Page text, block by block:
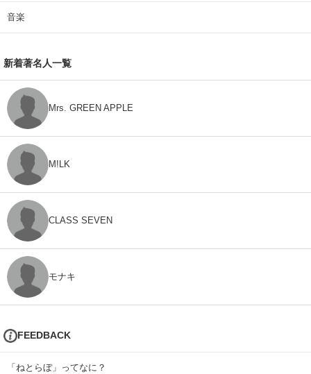
音楽
新着著名人一覧
Mrs. GREEN APPLE
M!LK
CLASS SEVEN
モナキ
FEEDBACK
「ねとらぼ」ってなに？